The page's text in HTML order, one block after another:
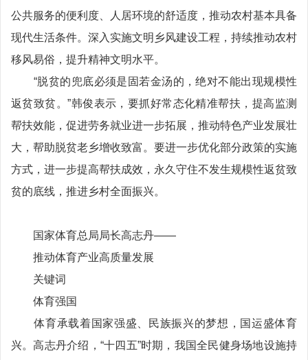
公共服务的便利度、人居环境的舒适度，推动农村基本具备
现代生活条件。深入实施文明乡风建设工程，持续推动农村
移风易俗，提升精神文明水平。
“脱贫的兜底必须是固若金汤的，绝对不能出现规模性
返贫致贫。”韩俊表示，要抓好常态化精准帮扶，提高监测
帮扶效能，促进劳务就业进一步拓展，推动特色产业发展壮
大，帮助脱贫老乡增收致富。要进一步优化部分政策的实施
方式，进一步提高帮扶成效，永久守住不发生规模性返贫致
贫的底线，推进乡村全面振兴。
国家体育总局局长高志丹——
推动体育产业高质量发展
关键词
体育强国
体育承载着国家强盛、民族振兴的梦想，国运盛体育
兴。高志丹介绍，“十四五”时期，我国全民健身场地设施持